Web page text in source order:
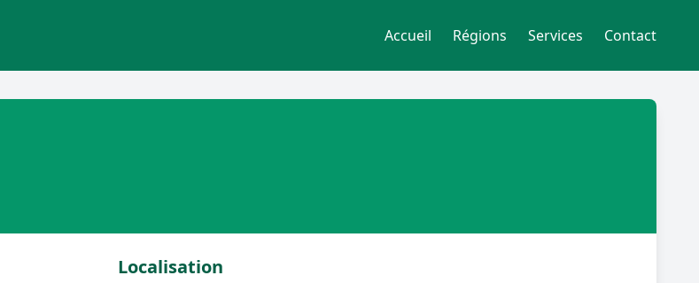
Accueil Régions Services Contact
Localisation